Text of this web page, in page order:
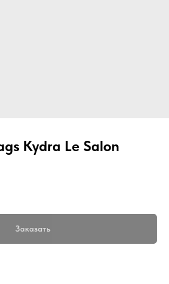
Kydra Le Salon
Заказать